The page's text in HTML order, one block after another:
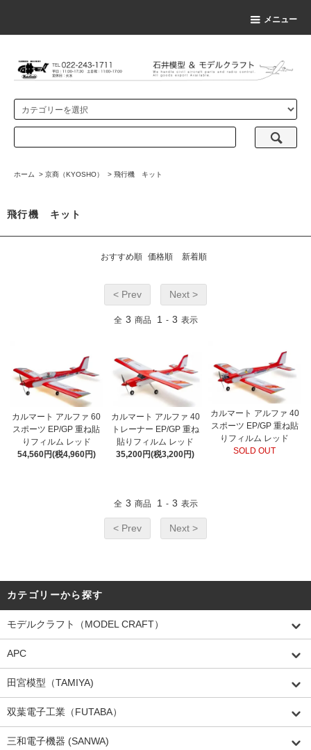
メニュー
ホーム > 京商（KYOSHO） > 飛行機 キット
飛行機 キット
おすすめ順 価格順 新着順
< Prev Next >
全 3 商品 1 - 3 表示
カルマート アルファ 60
スポーツ EP/GP 重ね貼
りフィルム レッド
54,560円(税4,960円)
カルマート アルファ 40
トレーナー EP/GP 重ね
貼りフィルム レッド
35,200円(税3,200円)
カルマート アルファ 40
スポーツ EP/GP 重ね貼
りフィルム レッド
SOLD OUT
全 3 商品 1 - 3 表示
< Prev Next >
カテゴリーから探す
モデルクラフト（MODEL CRAFT）
APC
田宮模型（TAMIYA)
双葉電子工業（FUTABA）
三和電子機器 (SANWA)